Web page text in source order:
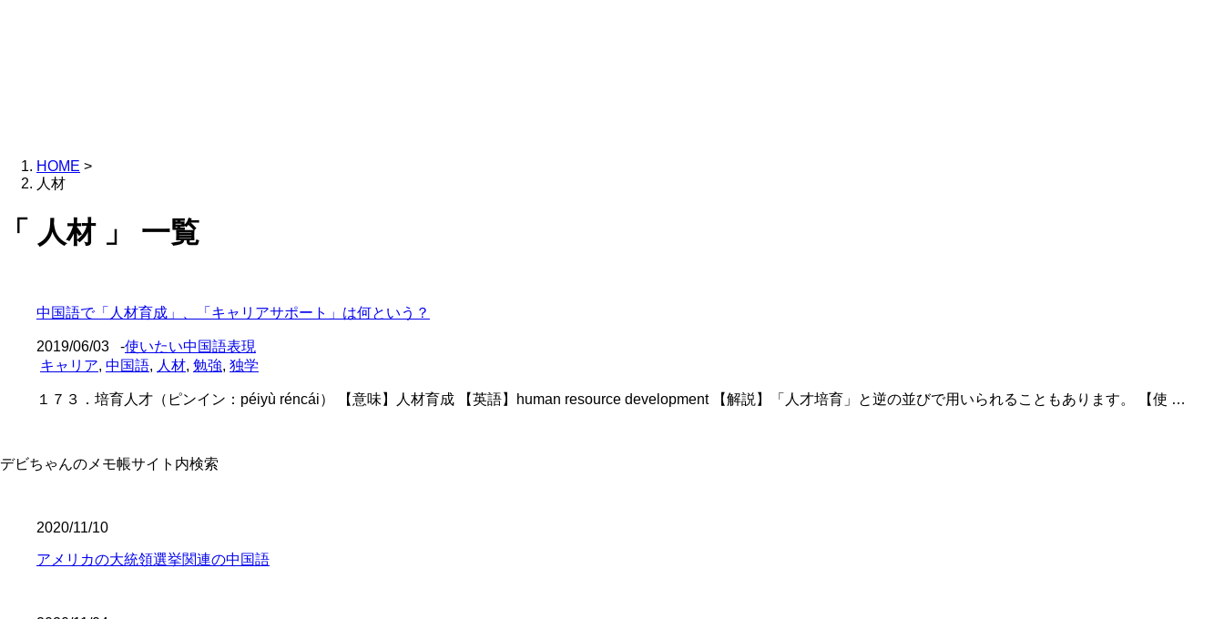
HOME >
人材
「 人材 」 一覧
中国語で「人材育成」、「キャリアサポート」は何という？
2019/06/03 -使いたい中国語表現
キャリア, 中国語, 人材, 勉強, 独学
１７３．培育人才（ピンイン：péiyù réncái） 【意味】人材育成 【英語】human resource development 【解説】「人才培育」と逆の並びで用いられることもあります。 【使 …
デビちゃんのメモ帳サイト内検索
2020/11/10
アメリカの大統領選挙関連の中国語